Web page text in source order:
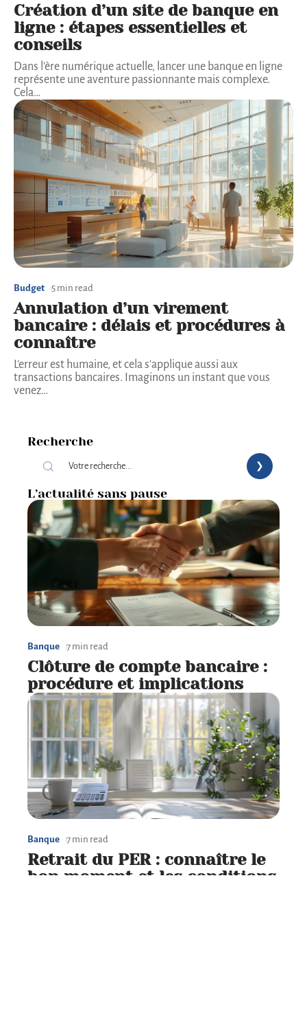
Création d’un site de banque en
ligne : étapes essentielles et
conseils
Dans l'ère numérique actuelle, lancer une banque en ligne
représente une aventure passionnante mais complexe.
Cela…
Budget 5 min read
Annulation d’un virement
bancaire : délais et procédures à
connaître
L'erreur est humaine, et cela s'applique aussi aux
transactions bancaires. Imaginons un instant que vous
venez…
Recherche
L’actualité sans pause
Banque 7 min read
Clôture de compte bancaire :
procédure et implications
Banque 7 min read
Retrait du PER : connaître le
bon moment et les conditions